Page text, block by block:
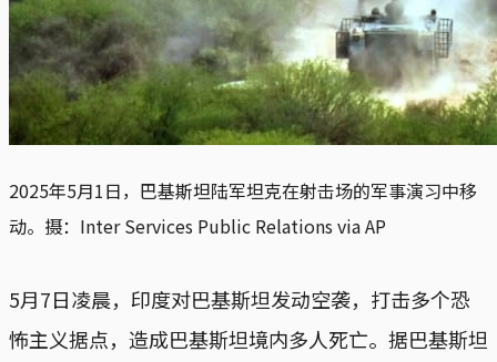
2025年5月1日，巴基斯坦陆军坦克在射击场的军事演习中移
动。摄：Inter Services Public Relations via AP
5月7日凌晨，印度对巴基斯坦发动空袭，打击多个恐
怖主义据点，造成巴基斯坦境内多人死亡。据巴基斯坦